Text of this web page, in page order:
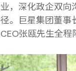
，深化政企双向
。巨星集团董事
张瓯先生全程